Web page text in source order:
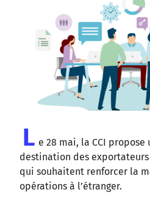
L e 28 mai, la CCI
destination des exportateurs
qui souhaitent renforcer la
opérations à l’étranger.